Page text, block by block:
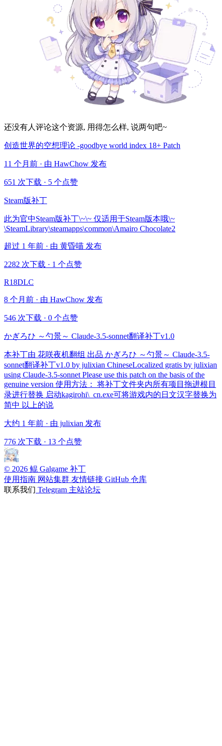
还没有人评论这个资源, 用得怎么样, 说两句吧~
创造世界的空想理论 -goodbye world index 18+ Patch
11 个月前 · 由 HawChow 发布
651 次下载 · 5 个点赞
Steam版补丁
此为官中Steam版补丁\~\~ 仅适用于Steam版本哦\~
\SteamLibrary\steamapps\common\Amairo Chocolate2
超过 1 年前 · 由 黄昏喵 发布
2282 次下载 · 1 个点赞
R18DLC
8 个月前 · 由 HawChow 发布
546 次下载 · 0 个点赞
かぎろひ ～勺景～ Claude-3.5-sonnet翻译补丁v1.0
本补丁由 花咲夜机翻组 出品 かぎろひ ～勺景～ Claude-3.5-
sonnet翻译补丁v1.0 by julixian ChineseLocalized gratis by julixian
using Claude-3.5-sonnet Please use this patch on the basis of the
genuine version 使用方法： 将补丁文件夹内所有项目拖进根目
录进行替换 启动kagirohi\_cn.exe可将游戏内的日文汉字替换为
简中 以上的说
大约 1 年前 · 由 julixian 发布
776 次下载 · 13 个点赞
© 2026 鲲 Galgame 补丁
使用指南 网站集群 友情链接 GitHub 仓库
联系我们 Telegram 主站论坛